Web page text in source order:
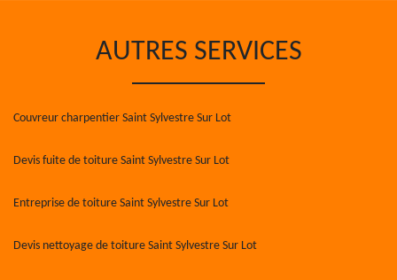
AUTRES SERVICES
Couvreur charpentier Saint Sylvestre Sur Lot
Devis fuite de toiture Saint Sylvestre Sur Lot
Entreprise de toiture Saint Sylvestre Sur Lot
Devis nettoyage de toiture Saint Sylvestre Sur Lot